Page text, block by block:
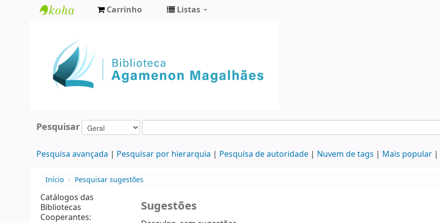
Agamenon
Magalhães
Carrinho Listas
Pesquisar
Pesquisa avançada Pesquisar por hierarquia Pesquisa de autoridade Nuvem de tags Mais popular
Início › Pesquisar sugestões
Catálogos das
Bibliotecas
Cooperantes:
Sugestões